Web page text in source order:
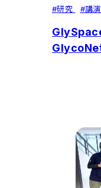
#研究 #講
GlycoNet
協⼒に関